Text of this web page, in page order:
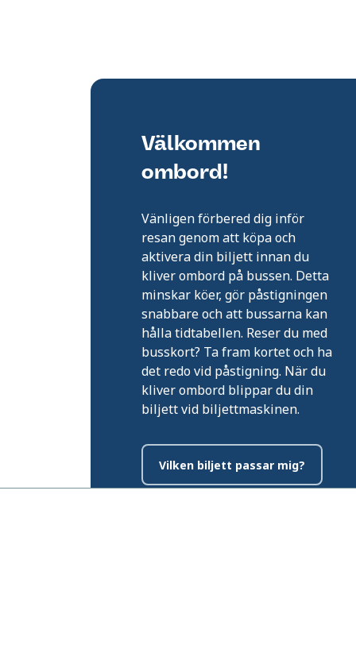
Välkommen
ombord!
Vänligen förbered dig inför
resan genom att köpa och
aktivera din biljett innan du
kliver ombord på bussen. Detta
minskar köer, gör påstigningen
snabbare och att bussarna kan
hålla tidtabellen. Reser du med
busskort? Ta fram kortet och ha
det redo vid påstigning. När du
kliver ombord blippar du din
biljett vid biljettmaskinen.
Vilken biljett passar mig?